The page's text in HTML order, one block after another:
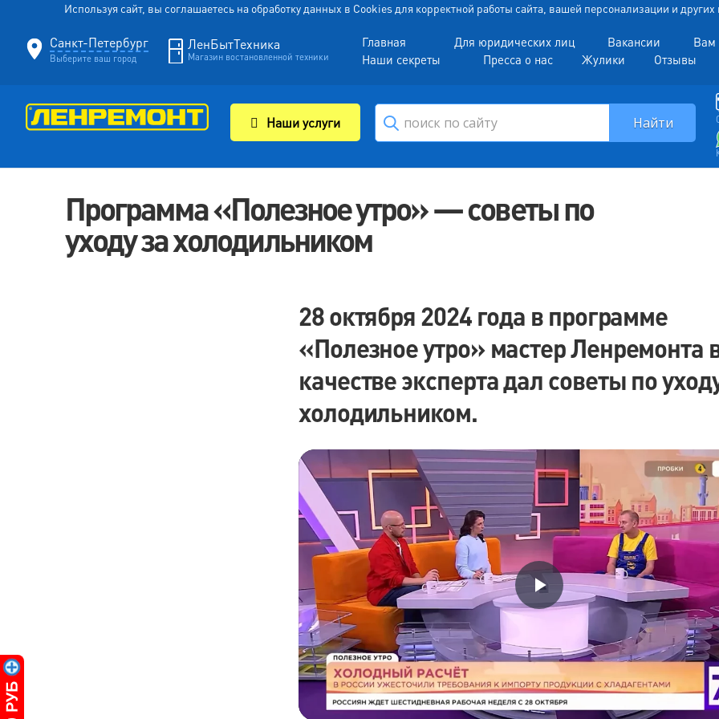
Используя сайт, вы соглашаетесь на обработку данных в Cookies для корректной работы сайта, вашей персонализации и
Санкт-Петербург
Выберите ваш город
ЛенБытТехника
Магазин востановленной техники
Главная Для юридических лиц Вакансии
Вам
Наши секреты
Пресса о нас Жулики Отзывы
Наши услуги
Программа «Полезное утро» — советы по
уходу за холодильником
28 октября 2024 года в программе
«Полезное утро» мастер Ленремонта
качестве эксперта дал советы по
холодильником.